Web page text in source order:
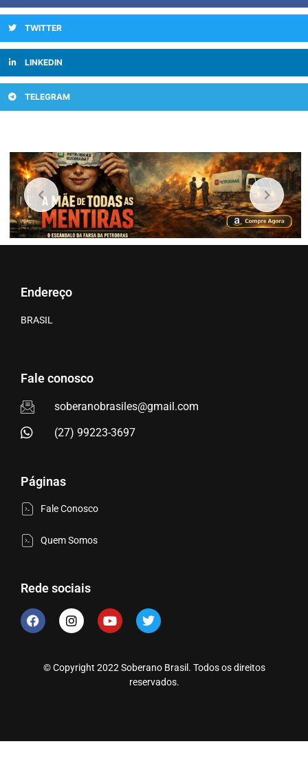
TWITTER
LINKEDIN
TELEGRAM
Endereço
BRASIL
Fale conosco
soberanobrasiles@gmail.com
(27) 99223-3697
Páginas
Fale Conosco
Quem Somos
Rede sociais
© Copyright 2022 Soberano Brasil. Todos os direitos
reservados.